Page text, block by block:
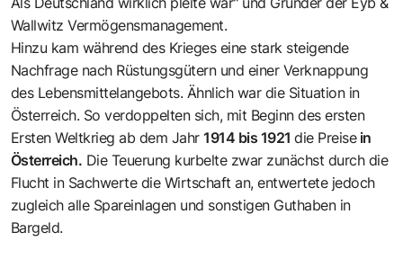
Wallwitz Vermögensmanagement.
Hinzu kam während des Krieges eine stark steigende
Nachfrage nach Rüstungsgütern und einer Verknappung
des Lebensmittelangebots. Ähnlich war die Situation in
Österreich. So verdoppelten sich, mit Beginn des ersten
Ersten Weltkrieg ab dem Jahr1914 bis 1921die Preisein
Österreich. Die Teuerung kurbelte zwar zunächst durch die
Flucht in Sachwerte die Wirtschaft an, entwertete jedoch
zugleich alle Spareinlagen und sonstigen Guthaben in
Bargeld.